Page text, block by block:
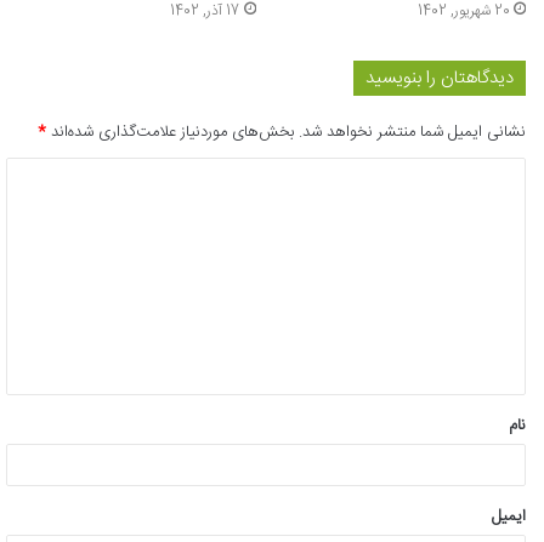
20 شهریور, 1402 17 آذر, 1402
دیدگاهتان را بنویسید
نشانی ایمیل شما منتشر نخواهد شد. بخش‌های موردنیاز علامت‌گذاری شده‌اند*
*
نام
ایمیل